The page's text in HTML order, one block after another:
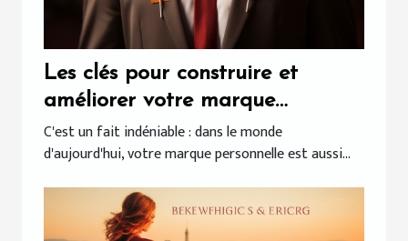
Les clés pour construire et
améliorer votre marque
personnelle
C'est un fait indéniable : dans le monde
d'aujourd'hui, votre marque personnelle est aussi...